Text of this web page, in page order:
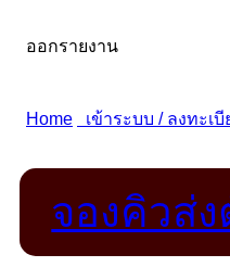
จองคิวส่ง